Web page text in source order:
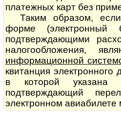
платежных карт без
Таким образом,
форме (электронный
подтверждающими
налогообложения,
информационной
квитанция
в которой указана
подтверждающий
электронном авиабилете